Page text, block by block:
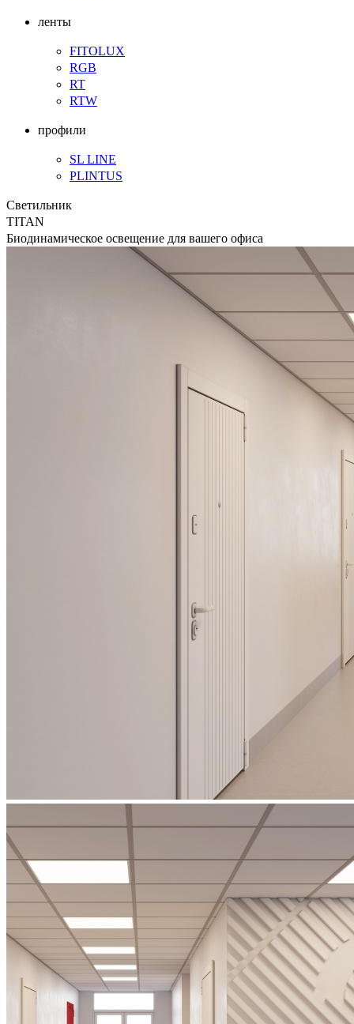
ленты
FITOLUX
RGB
RT
RTW
профили
SL LINE
PLINTUS
Светильник
TITAN
Биодинамическое освещение для вашего офиса